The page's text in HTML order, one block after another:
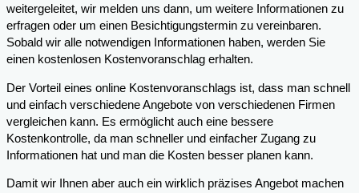
weitergeleitet, wir melden uns dann, um weitere Informationen zu
erfragen oder um einen Besichtigungstermin zu vereinbaren.
Sobald wir alle notwendigen Informationen haben, werden Sie
einen kostenlosen Kostenvoranschlag erhalten.
Der Vorteil eines online Kostenvoranschlags ist, dass man schnell
und einfach verschiedene Angebote von verschiedenen Firmen
vergleichen kann. Es ermöglicht auch eine bessere
Kostenkontrolle, da man schneller und einfacher Zugang zu
Informationen hat und man die Kosten besser planen kann.
Damit wir Ihnen aber auch ein wirklich präzises Angebot machen